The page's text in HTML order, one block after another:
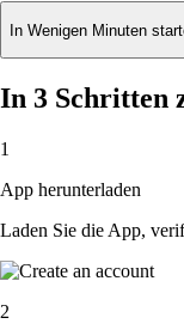
In Wenigen Minuten
In 3 Schritten
1
App herunterladen
Laden Sie die App,
2